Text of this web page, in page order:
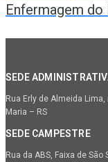
Enfermagem
SEDE
Rua Erly de Almeida
Maria – RS
SEDE CAMPESTRE
Rua da ABS, Faixa de São